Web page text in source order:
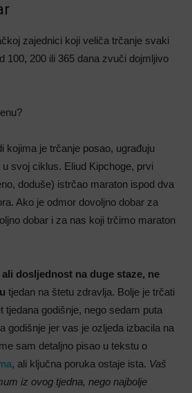
zajednici koji veliča trčanje svaki
100, 200 ili 365 dana zvuči dojmljivo
kojima je trčanje posao, ugrađuju
svoj ciklus. Eliud Kipchoge, prvi
doduše) istrčao maraton ispod dva
Ako je odmor dovoljno dobar za
dobar i za nas koji trčimo maraton
dosljednost na duge staze, ne
tjedan na štetu zdravlja. Bolje je trčati
tjedana godišnje, nego sedam puta
godišnje jer vas je ozljeda izbacila na
sam detaljno pisao u tekstu o
, ali ključna poruka ostaje ista. Vaš
iz ovog tjedna, nego najbolje